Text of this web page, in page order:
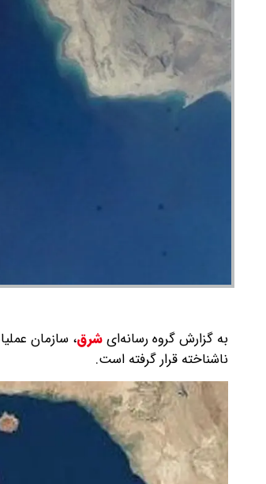
به گزارش گروه رسانه‌ایشرق،
ناشناخته قرار گرفته است.